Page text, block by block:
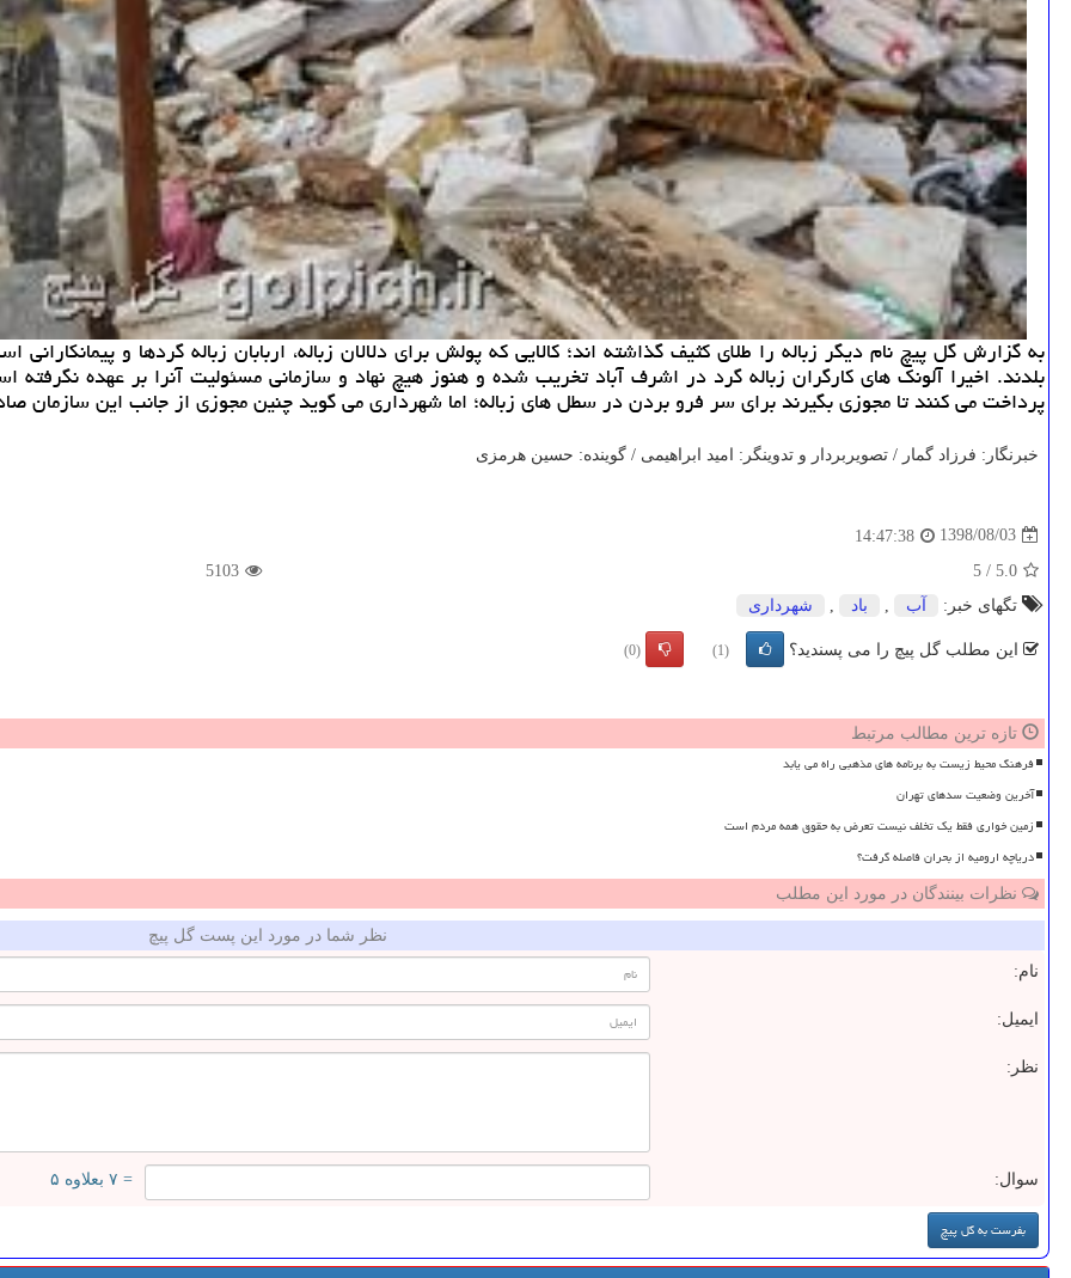
به گزارش گل پیچ نام دیگر زباله را طلای كثیف گذاشته اند؛ كالایی كه پولش برای دلالان زباله، اربابان زباله گردها و
پرداخت می كنند تا مجوزی بگیرند برای سر فرو بردن در سطل های زباله؛ اما شهرداری می گوید چنین مجوزی از جانب این سازمان
خبرنگار: فرزاد گمار / تصویربردار و تدوینگر: امید ابراهیمی / گوینده: حسین هرمزی
1398/08/03
14:47:38
5.0
/
5
5103
تگهای خبر:
آب , باد , شهرداری
این مطلب گل پیچ را می پسندید؟ (1)
(0)
تازه ترین مطالب مرتبط
فرهنگ محیط زیست به برنامه های مذهبی راه می یابد
آخرین وضعیت سدهای تهران
زمین خواری فقط یک تخلف نیست تعرض به حقوق همه مردم است
دریاچه ارومیه از بحران فاصله گرفت؟
نظرات بینندگان در مورد این مطلب
نظر شما در مورد این پست گل پیچ
نام:
ایمیل:
نظر:
سوال: = ۷ بعلاوه ۵